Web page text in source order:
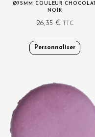
Ø75MM COULEUR CHOCOLAT
NOIR
26,35 € TTC
Personnaliser